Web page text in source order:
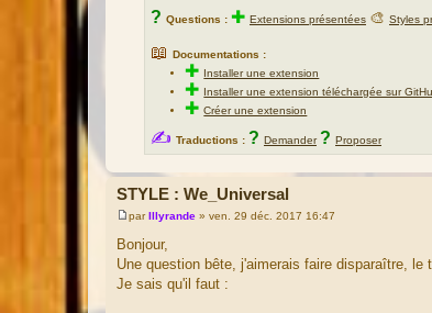
? Questions : ✚ Extensions présentées 🎨 Styles
📖 Documentations :
✚ Installer une extension
✚ Installer une extension téléchargée sur
✚Créer une extension
✍ Traductions : ? Demander ? Proposer
STYLE : We_Universal
M
s
s
g
parIllyrande » ven. 29 déc. 2017 16:47
Bonjour,
Une question bête, j'aimerais faire disparaître,
Je sais qu'il faut :